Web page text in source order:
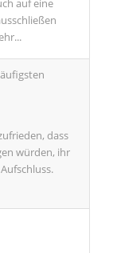
auf eine
dass
würden, ihr